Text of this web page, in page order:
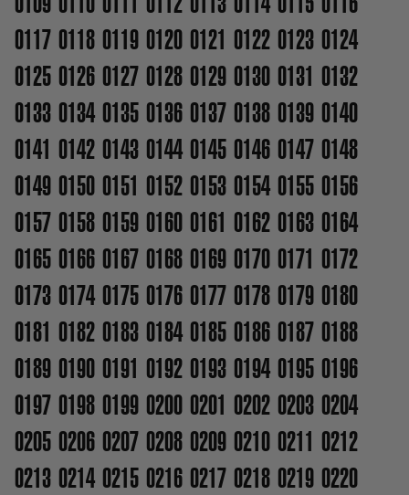
0117 0118 0119 0120 0121 0122 0123 0124
0125 0126 0127 0128 0129 0130 0131 0132
0133 0134 0135 0136 0137 0138 0139 0140
0141 0142 0143 0144 0145 0146 0147 0148
0149 0150 0151 0152 0153 0154 0155 0156
0157 0158 0159 0160 0161 0162 0163 0164
0165 0166 0167 0168 0169 0170 0171 0172
0173 0174 0175 0176 0177 0178 0179 0180
0181 0182 0183 0184 0185 0186 0187 0188
0189 0190 0191 0192 0193 0194 0195 0196
0197 0198 0199 0200 0201 0202 0203 0204
0205 0206 0207 0208 0209 0210 0211 0212
0213 0214 0215 0216 0217 0218 0219 0220